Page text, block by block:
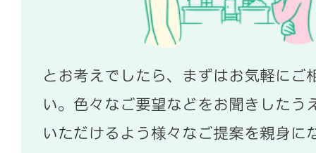
とお考えでしたら、まずはお気軽にご
い。色々なご要望などをお聞きしたう
いただけるよう様々なご提案を親身に